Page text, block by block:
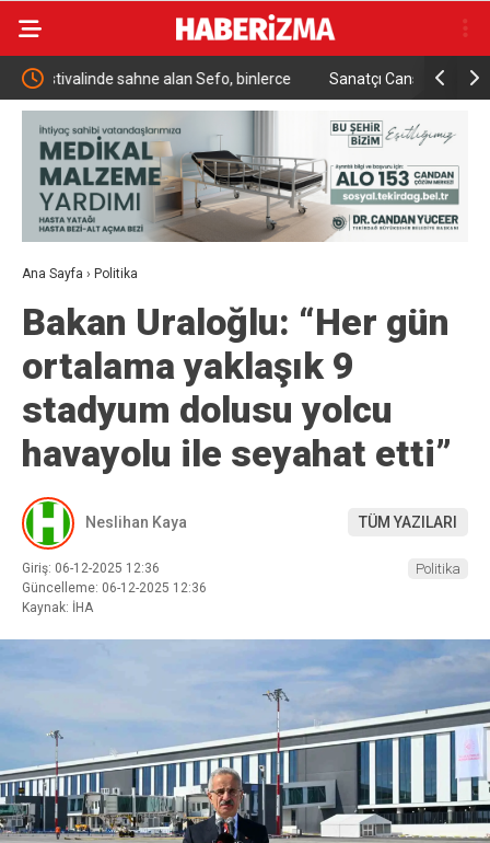
Sanatçı Cansever hayatını kaybetti
Ana Sayfa › Politika
Bakan Uraloğlu: “Her gün
ortalama yaklaşık 9
stadyum dolusu yolcu
havayolu ile seyahat etti”
Neslihan Kaya TÜM YAZILARI
Giriş: 06-12-2025 12:36
Güncelleme: 06-12-2025 12:36
Kaynak: İHA
Politika